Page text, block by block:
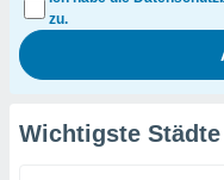
zu.
Wichtigste Städte